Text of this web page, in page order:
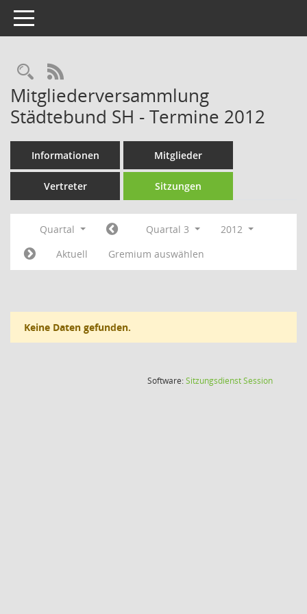
Toggle navigation
Rechercheauswahl
RSS-Feed
Mitgliederversammlung
Städtebund SH - Termine 2012
Informationen Mitglieder
Vertreter Sitzungen
Quartal Quartal 3
2012
Aktuell
Gremium auswählen
Keine Daten gefunden.
Software:SitzungsdienstSession(Wird in